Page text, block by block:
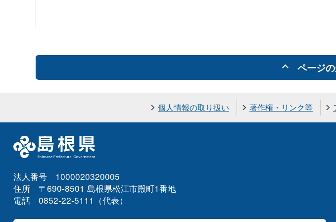
ページ
個人情報の取り扱い 著作権・リンク等
法人番号 1000020320005
住所 〒690-8501 島根県松江市殿町1番地
電話 0852-22-5111（代表）